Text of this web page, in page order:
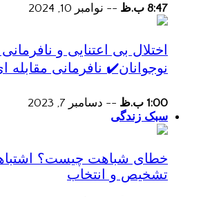
8:47 ب.ظ -- نوامبر 10, 2024
اختلال بی اعتنایی و
نوجوانان✔️ نافرمانی مقابله
1:00 ب.ظ -- دسامبر 7, 2023
سبک زندگی
خطای شباهت چیست؟
تشخیص و انتخاب